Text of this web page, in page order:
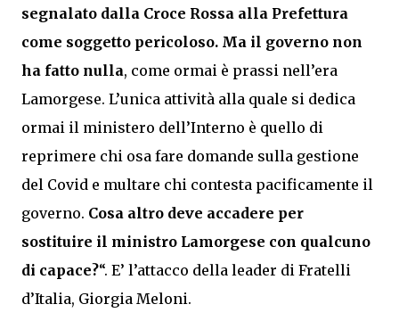
segnalato dalla Croce Rossa alla Prefettura
come soggetto pericoloso. Ma il governo non
ha fatto nulla, come ormai è prassi nell’era
Lamorgese. L’unica attività alla quale si dedica
ormai il ministero dell’Interno è quello di
reprimere chi osa fare domande sulla gestione
del Covid e multare chi contesta pacificamente il
governo. Cosa altro deve accadere per
sostituire il ministro Lamorgese con qualcuno
di capace?“. E’ l’attacco della leader di Fratelli
d’Italia, Giorgia Meloni.